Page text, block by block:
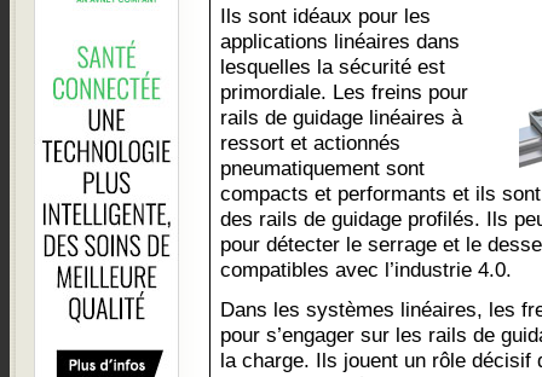
Ils sont idéaux pour les
applications linéaires dans
lesquelles la sécurité est
primordiale. Les freins pour
rails de guidage linéaires à
ressort et actionnés
pneumatiquement sont
compacts et performants et ils
des rails de guidage profilés. Ils
pour détecter le serrage et le
compatibles avec l’industrie 4.0.
Dans les systèmes linéaires, les
pour s’engager sur les rails de
la charge. Ils jouent un rôle décisif